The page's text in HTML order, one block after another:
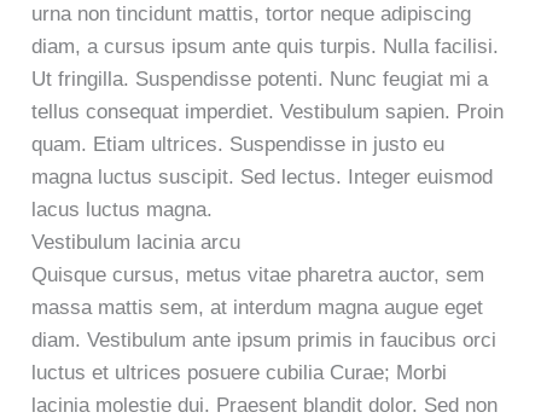
urna non tincidunt mattis, tortor neque adipiscing
diam, a cursus ipsum ante quis turpis. Nulla facilisi.
Ut fringilla. Suspendisse potenti. Nunc feugiat mi a
tellus consequat imperdiet. Vestibulum sapien. Proin
quam. Etiam ultrices. Suspendisse in justo eu
magna luctus suscipit. Sed lectus. Integer euismod
lacus luctus magna.
Vestibulum lacinia arcu
Quisque cursus, metus vitae pharetra auctor, sem
massa mattis sem, at interdum magna augue eget
diam. Vestibulum ante ipsum primis in faucibus orci
luctus et ultrices posuere cubilia Curae; Morbi
lacinia molestie dui. Praesent blandit dolor. Sed non